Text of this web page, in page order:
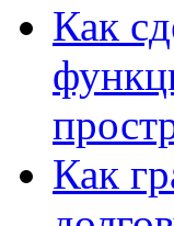
Как
Как